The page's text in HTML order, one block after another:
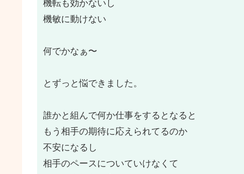
機転も効かないし
機敏に動けない
何でかなぁ〜
とずっと悩できました。
誰かと組んで何か仕事をするとなると
もう相手の期待に応えられてるのか
不安になるし
相手のペースについていけなくて